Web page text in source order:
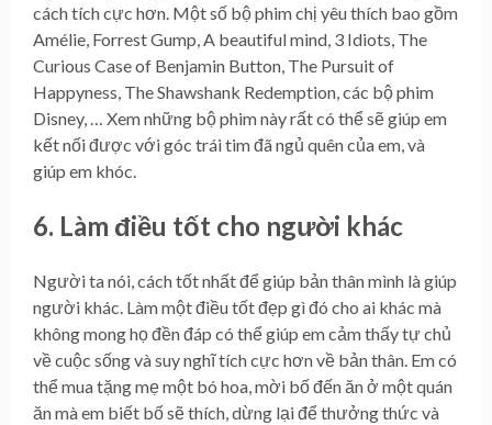
cách tích cực hơn. Một số bộ phim chị yêu thích bao gồm
Amélie, Forrest Gump, A beautiful mind, 3 Idiots, The
Curious Case of Benjamin Button, The Pursuit of
Happyness, The Shawshank Redemption, các bộ phim
Disney, … Xem những bộ phim này rất có thể sẽ giúp em
kết nối được với góc trái tim đã ngủ quên của em, và
giúp em khóc.
6. Làm điều tốt cho người khác
Người ta nói, cách tốt nhất để giúp bản thân mình là giúp
người khác. Làm một điều tốt đẹp gì đó cho ai khác mà
không mong họ đền đáp có thể giúp em cảm thấy tự chủ
về cuộc sống và suy nghĩ tích cực hơn về bản thân. Em có
thể mua tặng mẹ một bó hoa, mời bố đến ăn ở một quán
ăn mà em biết bố sẽ thích, dừng lại để thưởng thức và